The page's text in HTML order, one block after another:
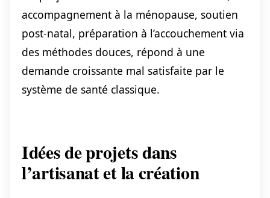
accompagnement à la ménopause, soutien
post-natal, préparation à l’accouchement via
des méthodes douces, répond à une
demande croissante mal satisfaite par le
système de santé classique.
Idées de projets dans
l’artisanat et la création